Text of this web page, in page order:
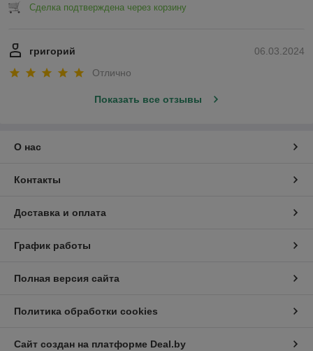
Сделка подтверждена через корзину
06.03.2024
григорий
Отлично
Показать все отзывы
О нас
Контакты
Доставка и оплата
График работы
Полная версия сайта
Политика обработки cookies
Сайт создан на платформе Deal.by